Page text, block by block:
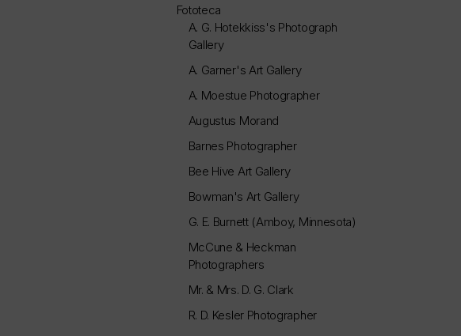
Fototeca
A. G. Hotekkiss's Photograph
Gallery
A. Garner's Art Gallery
A. Moestue Photographer
Augustus Morand
Barnes Photographer
Bee Hive Art Gallery
Bowman's Art Gallery
G. E. Burnett (Amboy, Minnesota)
McCune & Heckman
Photographers
Mr. & Mrs. D. G. Clark
R. D. Kesler Photographer